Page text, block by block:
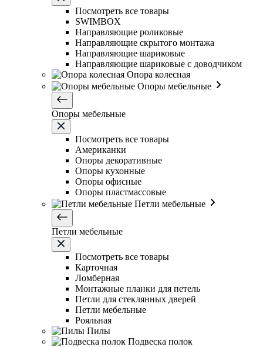
Посмотреть все товары
SWIMBOX
Направляющие роликовые
Направляющие скрытого монтажа
Направляющие шариковые
Направляющие шариковые с доводчиком
Опора колесная
Опоры мебельные
Опоры мебельные
Посмотреть все товары
Американки
Опоры декоративные
Опоры кухонные
Опоры офисные
Опоры пластмассовые
Петли мебельные
Петли мебельные
Посмотреть все товары
Карточная
Ломберная
Монтажные планки для петель
Петли для стеклянных дверей
Петли мебельные
Рояльная
Пилы
Подвеска полок